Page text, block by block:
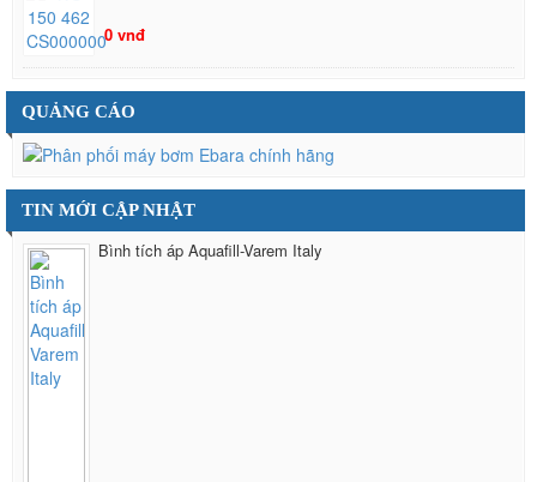
0 vnđ
QUẢNG CÁO
TIN MỚI CẬP NHẬT
Bình tích áp Aquafill-Varem Italy